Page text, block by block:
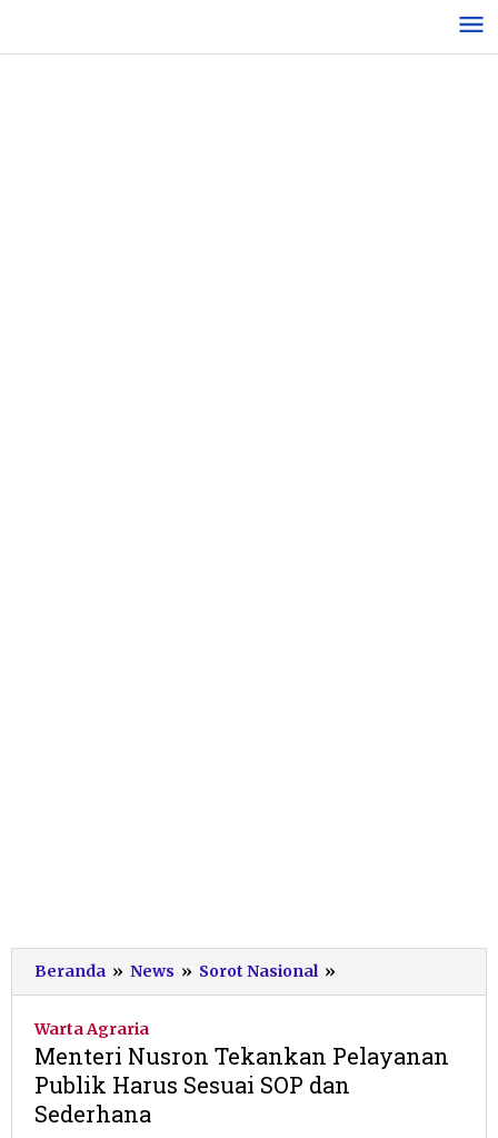
konten
Beranda » News » Sorot Nasional »
Nusron
Publik
Harus
Warta Agraria
Menteri Nusron Tekankan Pelayanan
Publik Harus Sesuai SOP dan
Sederhana